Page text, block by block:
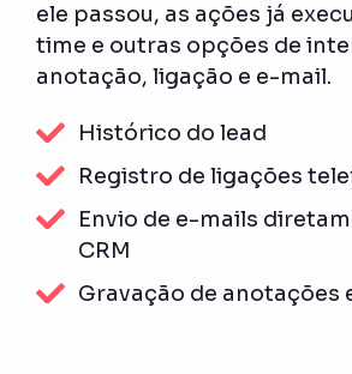
ele passou, as ações já
time e outras opções de
anotação, ligação e e-mail.
Histórico do lead
Registro de ligações
Envio de e-mails
CRM
Gravação de anotações